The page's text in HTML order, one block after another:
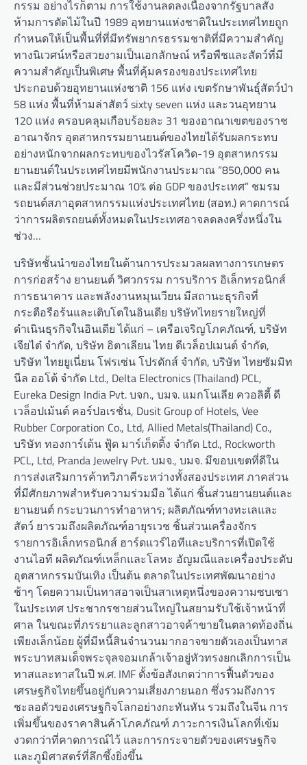
กรรม อย่างไรก็ตาม การใช้งานลดลงเนื่องจากรัฐบาลสั่ง
ห้ามการตัดไม้ในปี 1989 อุทยานแห่งชาติในประเทศไทยถูก
กำหนดให้เป็นพื้นที่ที่มีทรัพยากรธรรมชาติที่มีความสำคัญ
ทางนิเวศน์หรือสวยงามเป็นเอกลักษณ์ หรือพืชและสัตว์ที่มี
ความสำคัญเป็นพิเศษ พื้นที่คุ้มครองของประเทศไทย
ประกอบด้วยอุทยานแห่งชาติ 156 แห่ง เขตรักษาพันธุ์สัตว์ป่า
58 แห่ง พื้นที่ห้ามล่าสัตว์ sixty seven แห่ง และวนอุทยาน
120 แห่ง ครอบคลุมเกือบร้อยละ 31 ของอาณาเขตของราช
อาณาจักร อุตสาหกรรมยานยนต์ของไทยได้รับผลกระทบ
อย่างหนักจากผลกระทบของไวรัสโควิด-19 อุตสาหกรรม
ยานยนต์ในประเทศไทยมีพนักงานประมาณ “850,000 คน
และมีส่วนช่วยประมาณ 10% ต่อ GDP ของประเทศ” ชมรม
รถยนต์สภาอุตสาหกรรมแห่งประเทศไทย (สอท.) คาดการณ์
ว่าการผลิตรถยนต์ทั้งหมดในประเทศอาจลดลงครึ่งหนึ่งใน
ช่วง…
บริษัทชั้นนำของไทยในด้านการประมวลผลทางการเกษตร
การก่อสร้าง ยานยนต์ วิศวกรรม การบริการ อิเล็กทรอนิกส์
การธนาคาร และพลังงานหมุนเวียน มีสถานะธุรกิจที่
กระตือรือร้นและเติบโตในอินเดีย บริษัทไทยรายใหญ่ที่
ดำเนินธุรกิจในอินเดีย ได้แก่ – เครือเจริญโภคภัณฑ์, บริษัท
เจียไต๋ จำกัด, บริษัท อิตาเลียน ไทย ดีเวล็อปเมนต์ จำกัด,
บริษัท ไทยยูเนี่ยน โฟรเซ่น โปรดักส์ จำกัด, บริษัท ไทยซัมมิท
นีล ออโต้ จำกัด Ltd., Delta Electronics (Thailand) PCL,
Eureka Design India Pvt. บจก., บมจ. แมกโนเลีย ควอลิตี้ ดี
เวล็อปเม้นต์ คอร์ปอเรชั่น, Dusit Group of Hotels, Vee
Rubber Corporation Co., Ltd, Allied Metals(Thailand) Co.,
บริษัท ทองการ์เด้น ฟู้ด มาร์เก็ตติ้ง จำกัด Ltd., Rockworth
PCL, Ltd, Pranda Jewelry Pvt. บมจ., บมจ. มีขอบเขตที่ดีใน
การส่งเสริมการค้าทวิภาคีระหว่างทั้งสองประเทศ ภาคส่วน
ที่มีศักยภาพสำหรับความร่วมมือ ได้แก่ ชิ้นส่วนยานยนต์และ
ยานยนต์ กระบวนการทำอาหาร; ผลิตภัณฑ์ทางทะเลและ
สัตว์ ยารวมถึงผลิตภัณฑ์อายุรเวช ชิ้นส่วนเครื่องจักร
รายการอิเล็กทรอนิกส์ ฮาร์ดแวร์ไอทีและบริการที่เปิดใช้
งานไอที ผลิตภัณฑ์เหล็กและโลหะ อัญมณีและเครื่องประดับ
อุตสาหกรรมบันเทิง เป็นต้น ตลาดในประเทศพัฒนาอย่าง
ช้าๆ โดยความเป็นทาสอาจเป็นสาเหตุหนึ่งของความซบเซา
ในประเทศ ประชากรชายส่วนใหญ่ในสยามรับใช้เจ้าหน้าที่
ศาล ในขณะที่ภรรยาและลูกสาวอาจค้าขายในตลาดท้องถิ่น
เพียงเล็กน้อย ผู้ที่มีหนี้สินจำนวนมากอาจขายตัวเองเป็นทาส
พระบาทสมเด็จพระจุลจอมเกล้าเจ้าอยู่หัวทรงยกเลิกการเป็น
ทาสและทาสในปี พ.ศ. IMF ตั้งข้อสังเกตว่าการฟื้นตัวของ
เศรษฐกิจไทยขึ้นอยู่กับความเสี่ยงภายนอก ซึ่งรวมถึงการ
ชะลอตัวของเศรษฐกิจโลกอย่างกะทันหัน รวมถึงในจีน การ
เพิ่มขึ้นของราคาสินค้าโภคภัณฑ์ ภาวะการเงินโลกที่เข้ม
งวดกว่าที่คาดการณ์ไว้ และการกระจายตัวของเศรษฐกิจ
และภูมิศาสตร์ที่ลึกซึ้งยิ่งขึ้น